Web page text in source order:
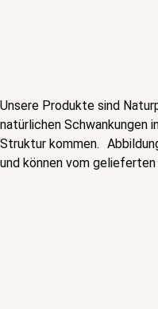
Unsere Produkte sind
natürlichen Schwankungen
Struktur kommen.
und können vom